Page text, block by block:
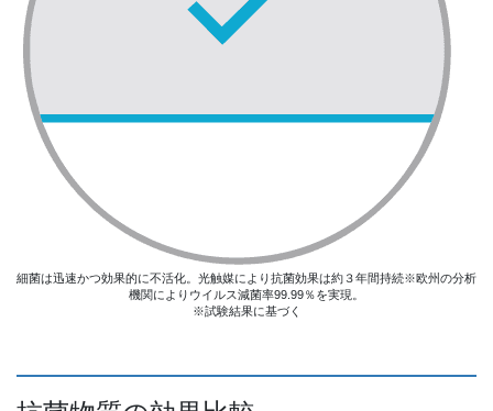
細菌は迅速かつ効果的に不活化。光触媒により抗菌効果は約３年間持続※欧州の分析
機関によりウイルス減菌率99.99％を実現。
※試験結果に基づく